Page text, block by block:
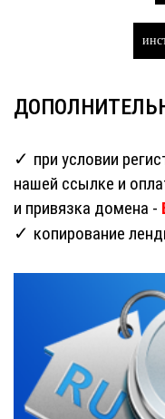
при условии
нашей ссылке и
и привязка домена -
копирование